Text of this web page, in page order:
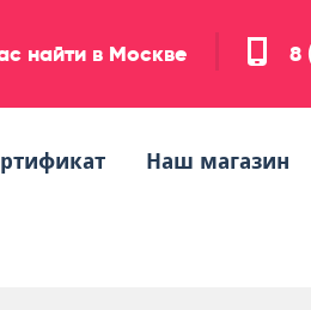
найти в Москве 8
Наш магазин